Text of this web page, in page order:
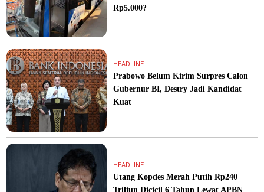
Rp5.000?
HEADLINE
Prabowo Belum Kirim Surpres Calon
Gubernur BI, Destry Jadi Kandidat
Kuat
HEADLINE
Utang Kopdes Merah Putih Rp240
Triliun Dicicil 6 Tahun Lewat APBN